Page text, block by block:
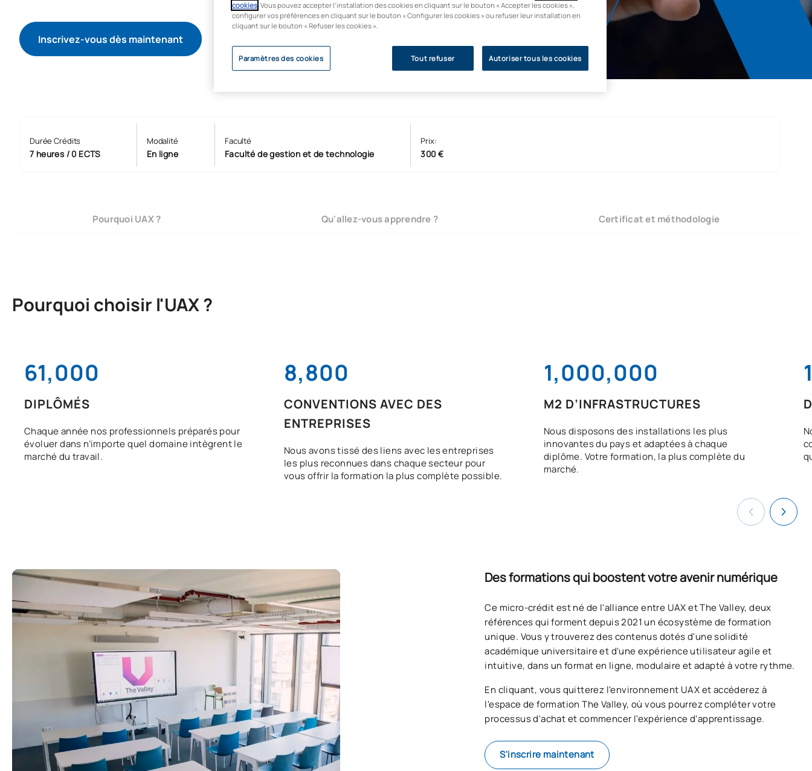
Inscrivez-vous dès maintenant
Durée Crédits
7 heures / 0 ECTS
Modalité
En ligne
Faculté
Faculté de gestion et de technologie
Prix:
300 €
Pourquoi UAX ? Qu'allez-vous apprendre ? Certificat et méthodologie
Pourquoi choisir l'UAX ?
61,000
DIPLÔMÉS
Chaque année nos professionnels préparés pour
évoluer dans n’importe quel domaine intègrent le
marché du travail.
8,800
CONVENTIONS AVEC DES
ENTREPRISES
Nous avons tissé des liens avec les entreprises
les plus reconnues dans chaque secteur pour
vous offrir la formation la plus complète possible.
1,000,000
M2 D’INFRASTRUCTURES
Nous disposons des installations les plus
innovantes du pays et adaptées à chaque
diplôme. Votre formation, la plus complète du
marché.
Des formations qui boostent votre avenir numérique
Ce micro-crédit est né de l'alliance entre UAX et The Valley, deux
références qui forment depuis 2021 un écosystème de formation
unique. Vous y trouverez des contenus dotés d'une solidité
académique universitaire et d'une expérience utilisateur agile et
intuitive, dans un format en ligne, modulaire et adapté à votre rythme.
En cliquant, vous quitterez l'environnement UAX et accéderez à
l'espace de formation The Valley, où vous pourrez compléter votre
processus d'achat et commencer l'expérience d'apprentissage.
S'inscrire maintenant
cookies . Vous pouvez accepter l’installation des cookies en cliquant sur le bouton « Accepter les cookies »,
configurer vos préférences en cliquant sur le bouton « Configurer les cookies » ou refuser leur installation en
cliquant sur le bouton « Refuser les cookies ».
Tout refuser Autoriser tous les cookies
Paramètres des cookies